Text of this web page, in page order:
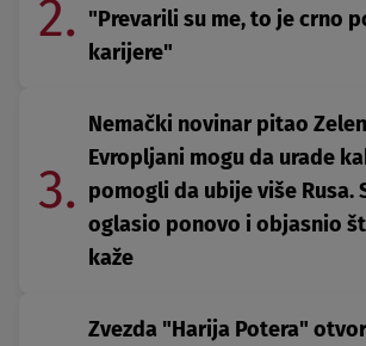
2. "Prevarili su me, to je crno
karijere"
3.
Nemački novinar pitao
Evropljani mogu da urade
pomogli da ubije više Rusa.
oglasio ponovo i objasnio
kaže
Zvezda "Harija Potera"